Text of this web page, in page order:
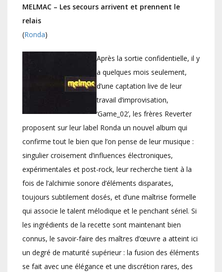
MELMAC – Les secours arrivent et prennent le
relais
(Ronda)
Après la sortie confidentielle, il y
a quelques mois seulement,
d’une captation live de leur
travail d’improvisation,
‘Game_02’, les frères Reverter
proposent sur leur label Ronda un nouvel album qui
confirme tout le bien que l’on pense de leur musique :
singulier croisement d’influences électroniques,
expérimentales et post-rock, leur recherche tient à la
fois de l’alchimie sonore d’éléments disparates,
toujours subtilement dosés, et d’une maîtrise formelle
qui associe le talent mélodique et le penchant sériel. Si
les ingrédients de la recette sont maintenant bien
connus, le savoir-faire des maîtres d’œuvre a atteint ici
un degré de maturité supérieur : la fusion des éléments
se fait avec une élégance et une discrétion rares, des